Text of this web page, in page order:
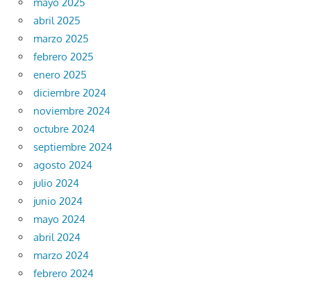
abril 2025
marzo 2025
febrero 2025
enero 2025
diciembre 2024
noviembre 2024
octubre 2024
septiembre 2024
agosto 2024
julio 2024
junio 2024
mayo 2024
abril 2024
marzo 2024
febrero 2024